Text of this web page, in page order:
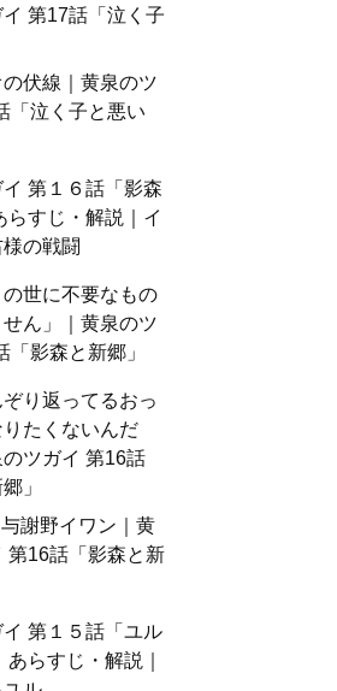
第17話「泣く子
伏線｜黄泉のツ
「泣く子と悪い
第１６話「影森
らすじ・解説｜イ
の戦闘
世に不要なもの
ん」｜黄泉のツ
「影森と新郷」
り返ってるおっ
たくないんだ
ツガイ 第16話
」
謝野イワン｜黄
第16話「影森と新
第１５話「ユル
あらすじ・解説｜